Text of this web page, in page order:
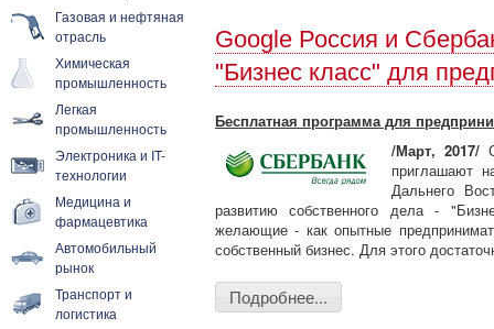
Газовая и нефтяная
отрасль
Химическая
промышленность
Легкая
промышленность
Электроника и IT-
технологии
Медицина и
фармацевтика
Автомобильный
рынок
Транспорт и
логистика
Google Россия и
"Бизнес класс" для
Бесплатная программа для
/Март, 2017/
приглашают
Дальнего
развитию собственного дела -
желающие - как опытные
собственный бизнес. Для этого
Подробнее...